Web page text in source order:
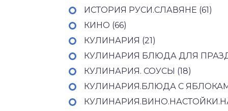
ИСТОРИЯ РУСИ.СЛАВЯНЕ (61)
КИНО (66)
КУЛИНАРИЯ (21)
КУЛИНАРИЯ БЛЮДА ДЛЯ
КУЛИНАРИЯ. СОУСЫ (18)
КУЛИНАРИЯ.БЛЮДА С